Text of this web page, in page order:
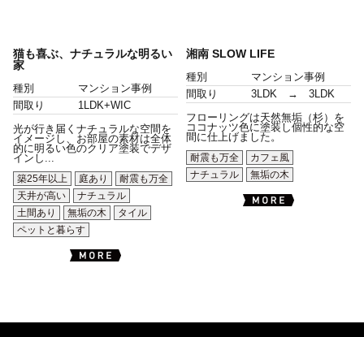
猫も喜ぶ、ナチュラルな明るい
家
種別
マンション事例
間取り
1LDK+WIC
光が行き届くナチュラルな空間を
イメージし、お部屋の素材は全体
的に明るい色のクリア塗装でデザ
インし...
築25年以上
庭あり
耐震も万全
天井が高い
ナチュラル
土間あり
無垢の木
タイル
ペットと暮らす
湘南 SLOW LIFE
種別
マンション事例
間取り
3LDK → 3LDK
フローリングは天然無垢（杉）を
ココナッツ色に塗装し個性的な空
間に仕上げました。
耐震も万全
カフェ風
ナチュラル
無垢の木